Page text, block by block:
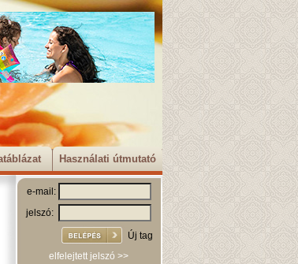
Használati útmutató
e-mail:
jelszó:
Új tag
elfelejtett jelszó >>